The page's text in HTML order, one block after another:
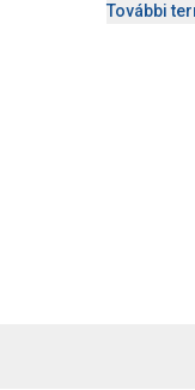
További